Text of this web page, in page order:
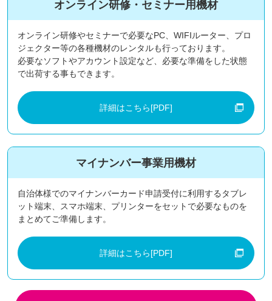
オンライン研修・セミナー用機材
オンライン研修やセミナーで必要なPC、WIFIルーター、プロ
ジェクター等の各種機材のレンタルも行っております。
必要なソフトやアカウント設定など、必要な準備をした状態
で出荷する事もできます。
詳細はこちら[PDF]
マイナンバー事業用機材
自治体様でのマイナンバーカード申請受付に利用するタブレ
ット端末、スマホ端末、プリンターをセットで必要なものを
まとめてご準備します。
詳細はこちら[PDF]